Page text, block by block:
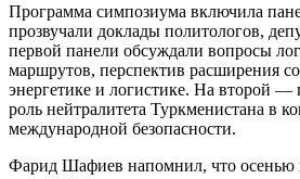
Программа симпозиума включила
прозвучали доклады политологов,
первой панели обсуждали вопросы
маршрутов, перспектив расширения
энергетике и логистике. На второй —
роль нейтралитета Туркменистана в
международной безопасности.
Фарид Шафиев напомнил, что осенью